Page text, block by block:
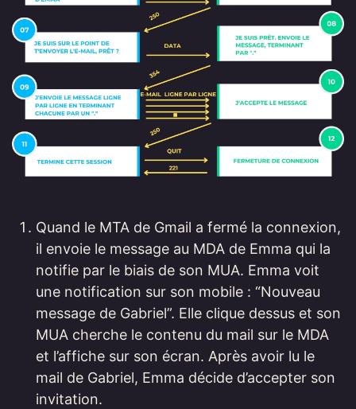
Quand le MTA de Gmail a fermé la connexion,
il envoie le message au MDA de Emma qui la
notifie par le biais de son MUA. Emma voit
une notification sur son mobile : “Nouveau
message de Gabriel”. Elle clique dessus et son
MUA cherche le contenu du mail sur le MDA
et l’affiche sur son écran. Après avoir lu le
mail de Gabriel, Emma décide d’accepter son
invitation.